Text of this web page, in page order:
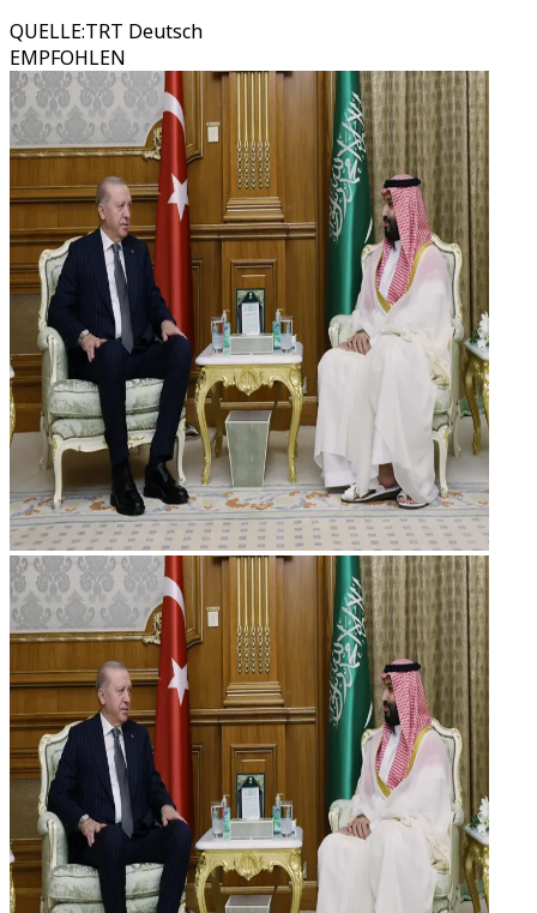
QUELLE:TRT Deutsch
EMPFOHLEN